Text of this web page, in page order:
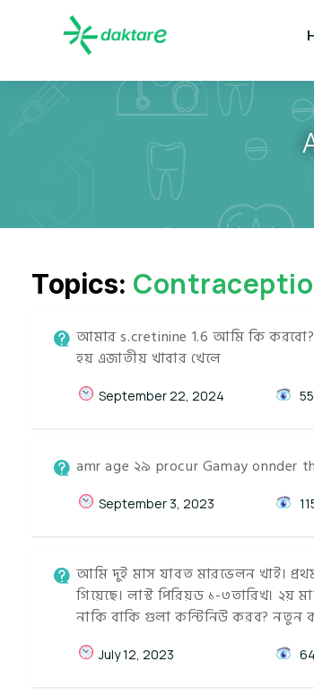
Topics:
আমার s.cretinine 1.6 আমি কি
হয় এজাতীয় খাবার খেলে
September 22, 2024
amr age ২৯ procur Gamay onnder
September 3, 2023
আমি দুই মাস যাবত মারভেলন খাই।
গিয়েছে। লাস্ট পিরিয়ড ১-৩তারিখ।
নাকি বাকি গুলা কন্টিনিউ করব? নতুন
July 12, 2023